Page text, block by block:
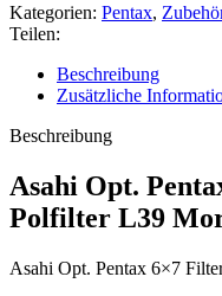
Kategorien: Pentax,
Teilen:
Beschreibung
Zusätzliche
Beschreibung
Asahi Opt.
Polfilter L39
Asahi Opt. Pentax 6×7